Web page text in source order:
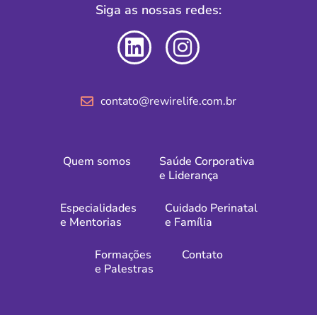
Siga as nossas redes:
contato@rewirelife.com.br
Quem somos
Saúde Corporativa
e Liderança
Especialidades
e Mentorias
Cuidado Perinatal
e Família
Formações
e Palestras
Contato